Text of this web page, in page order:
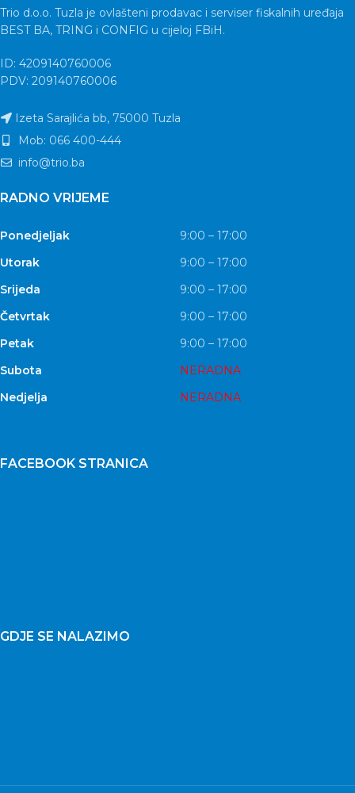
Trio d.o.o. Tuzla je ovlašteni prodavac i serviser fiskalnih uređaja
BEST BA, TRING i CONFIG u cijeloj FBiH.
ID: 4209140760006
PDV: 209140760006
Izeta Sarajlića bb, 75000 Tuzla
Mob: 066 400-444
info@trio.ba
RADNO VRIJEME
Ponedjeljak
9:00 – 17:00
Utorak
9:00 – 17:00
Srijeda
9:00 – 17:00
Četvrtak
9:00 – 17:00
Petak
9:00 – 17:00
Subota
NERADNA
Nedjelja
NERADNA
FACEBOOK STRANICA
GDJE SE NALAZIMO